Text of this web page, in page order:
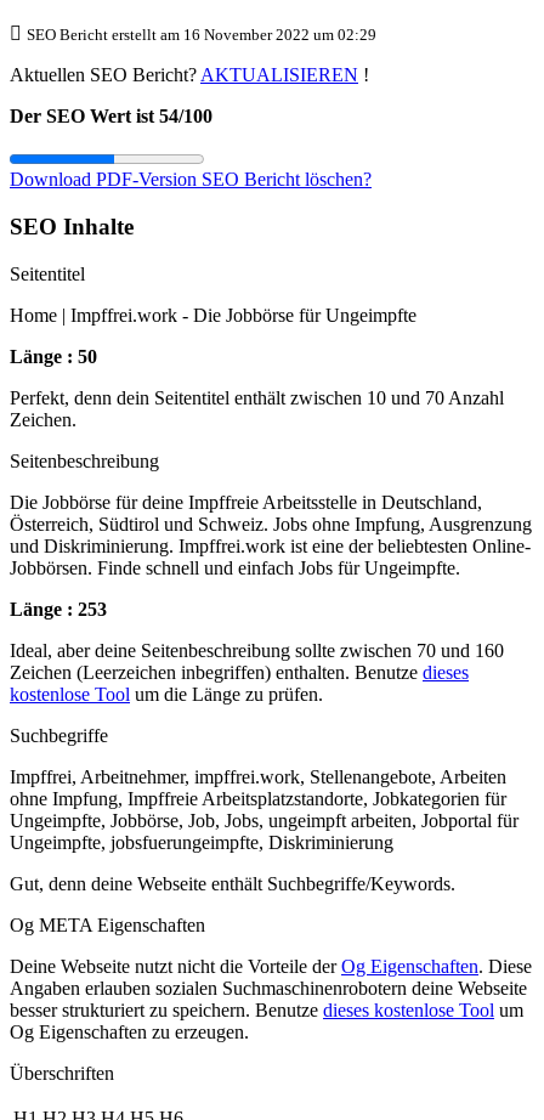
SEO Bericht erstellt am 16 November 2022 um 02:29
Aktuellen SEO Bericht? AKTUALISIEREN !
Der SEO Wert ist 54/100
Download PDF-Version SEO Bericht löschen?
SEO Inhalte
Seitentitel
Home | Impffrei.work - Die Jobbörse für Ungeimpfte
Länge : 50
Perfekt, denn dein Seitentitel enthält zwischen 10 und 70 Anzahl
Zeichen.
Seitenbeschreibung
Die Jobbörse für deine Impffreie Arbeitsstelle in Deutschland,
Österreich, Südtirol und Schweiz. Jobs ohne Impfung, Ausgrenzung
und Diskriminierung. Impffrei.work ist eine der beliebtesten Online-
Jobbörsen. Finde schnell und einfach Jobs für Ungeimpfte.
Länge : 253
Ideal, aber deine Seitenbeschreibung sollte zwischen 70 und 160
Zeichen (Leerzeichen inbegriffen) enthalten. Benutze dieses
kostenlose Tool um die Länge zu prüfen.
Suchbegriffe
Impffrei, Arbeitnehmer, impffrei.work, Stellenangebote, Arbeiten
ohne Impfung, Impffreie Arbeitsplatzstandorte, Jobkategorien für
Ungeimpfte, Jobbörse, Job, Jobs, ungeimpft arbeiten, Jobportal für
Ungeimpfte, jobsfuerungeimpfte, Diskriminierung
Gut, denn deine Webseite enthält Suchbegriffe/Keywords.
Og META Eigenschaften
Deine Webseite nutzt nicht die Vorteile derOg Eigenschaften. Diese
Angaben erlauben sozialen Suchmaschinenrobotern deine Webseite
besser strukturiert zu speichern. Benutze dieses kostenlose Tool um
Og Eigenschaften zu erzeugen.
Überschriften